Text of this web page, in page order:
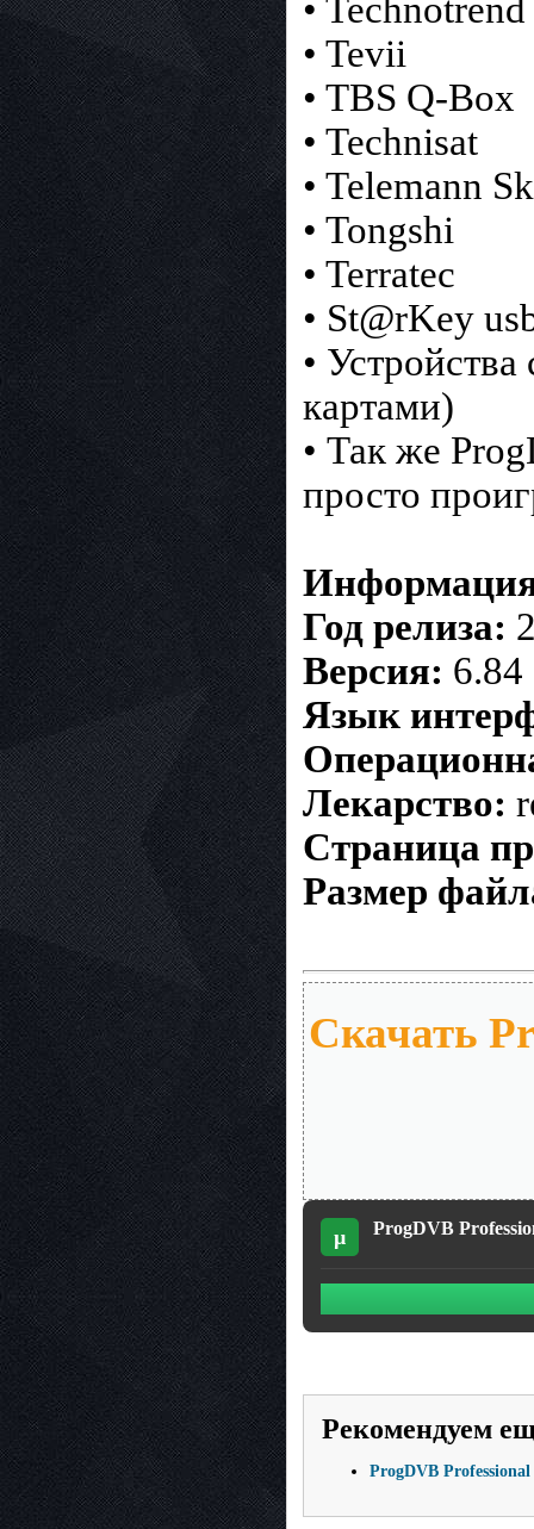
• Technotrend
• Tevii
• TBS Q-Box
• Technisat
• Telemann
• Tongshi
• Terratec
• St@rKey
•
картами)
• Так же
просто
Год релиза:
Версия: 6.84
Язык
Лекарство:
Страница
Размер
Скачать
µ ProgDVB
Рекомендуем
ProgDVB